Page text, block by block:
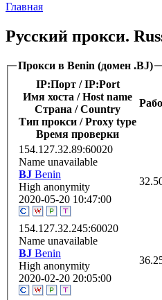
Главная
Русский прокси.
Прокси в Benin (домен .BJ)
IP:Порт / IP:Port
Имя хоста / Host name
Страна / Сountry
Тип прокси / Proxy type
Время проверки
154.127.32.89:60020
Name unavailable
BJ Benin
High anonymity
2020-05-20 10:47:00
154.127.32.245:60020
Name unavailable
BJ Benin
High anonymity
2020-02-20 20:05:00